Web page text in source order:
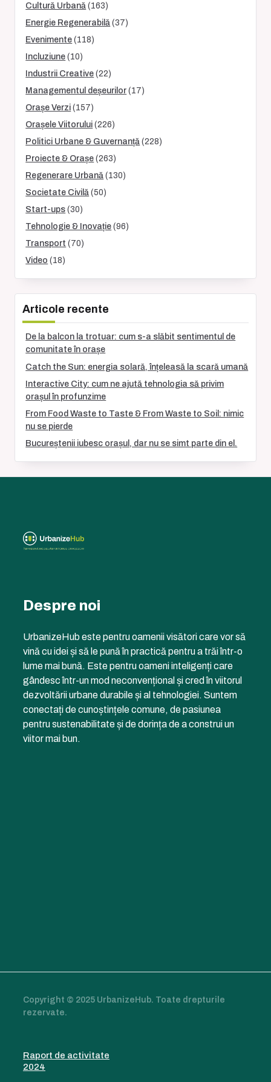
Cultură Urbană (163)
Energie Regenerabilă (37)
Evenimente (118)
Incluziune (10)
Industrii Creative (22)
Managementul deșeurilor (17)
Orașe Verzi (157)
Orașele Viitorului (226)
Politici Urbane & Guvernanță (228)
Proiecte & Orașe (263)
Regenerare Urbană (130)
Societate Civilă (50)
Start-ups (30)
Tehnologie & Inovație (96)
Transport (70)
Video (18)
Articole recente
De la balcon la trotuar: cum s-a slăbit sentimentul de
comunitate în orașe
Catch the Sun: energia solară, înțeleasă la scară umană
Interactive City: cum ne ajută tehnologia să privim
orașul în profunzime
From Food Waste to Taste & From Waste to Soil: nimic
nu se pierde
Bucureștenii iubesc orașul, dar nu se simt parte din el.
Despre noi
UrbanizeHub este pentru oamenii visători care vor să
vină cu idei și să le pună în practică pentru a trăi într-o
lume mai bună. Este pentru oameni inteligenți care
gândesc într-un mod neconvențional și cred în viitorul
dezvoltării urbane durabile și al tehnologiei. Suntem
conectați de cunoștințele comune, de pasiunea
pentru sustenabilitate și de dorința de a construi un
viitor mai bun.
Copyright © 2025 UrbanizeHub. Toate drepturile
rezervate.
Raport de activitate
2024